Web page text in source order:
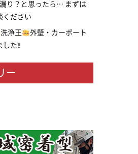
り？と思ったら… まずは
ください
洗浄王
外壁・カーポート
した‼
ー